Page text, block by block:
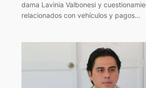
dama Lavinia Valbonesi y
relacionados con vehículos y pagos…